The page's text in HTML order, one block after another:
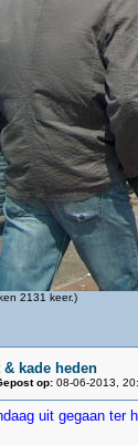
2131 keer.)
& kade heden
op: 08-06-2013,
uit gegaan ter